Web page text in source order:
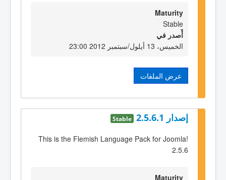
Maturity
Stable
أٌصدر في
الخميس، 13 أيلول/سبتمبر 2012 23:00
عرض الملفات
إصدار 2.5.6.1 Stable
This is the Flemish Language Pack for Joomla!
2.5.6
Maturity